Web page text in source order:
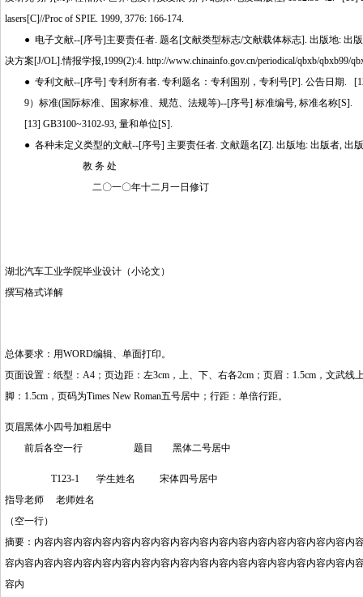
lasers[C]//Proc of SPIE. 1999, 3776: 166-174.
● 电子文献--[序号]主要责任者. 题名[文献类型标志/文献载体标志]. 出版地: 出
决方案[J/OL].情报学报,1999(2):4. http://www.chinainfo.gov.cn/periodical/qbxb/qbxb99/
● 专利文献--[序号] 专利所有者. 专利题名：专利国别，专利号[P]. 公告日期.
9）标准(国际标准、国家标准、规范、法规等)--[序号] 标准编号, 标准名称[S].
[13] GB3100~3102-93, 量和单位[S].
● 各种未定义类型的文献--[序号] 主要责任者. 文献题名[Z]. 出版地: 出版者, 出
教 务 处
二〇一〇年十二月一日修订
湖北汽车工业学院毕业设计（小论文）
撰写格式详解
总体要求：用WORD编辑、单面打印。
页面设置：纸型：A4；页边距：左3cm，上、下、右各2cm；页眉：1.5cm，文武
脚：1.5cm，页码为Times New Roman五号居中；行距：单倍行距。
页眉黑体小四号加粗居中
前后各空一行 题目 黑体二号居中
T123-1 学生姓名 宋体四号居中
指导老师 老师姓名
（空一行）
摘要：内容内容内容内容内容内容内容内容内容内容内容内容内容内容内容内容
容内容内容内容内容内容内容内容内容内容内容内容内容内容内容内容内容内容
容内